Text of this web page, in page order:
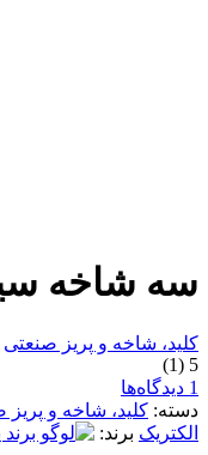
سه شاخه سیار 32 آمپر
کلید، شاخه و پریز صنعتی
5
(1)
1 دیدگاه‌ها
دسته: کلید، شاخه و پریز
الکتریک برند: